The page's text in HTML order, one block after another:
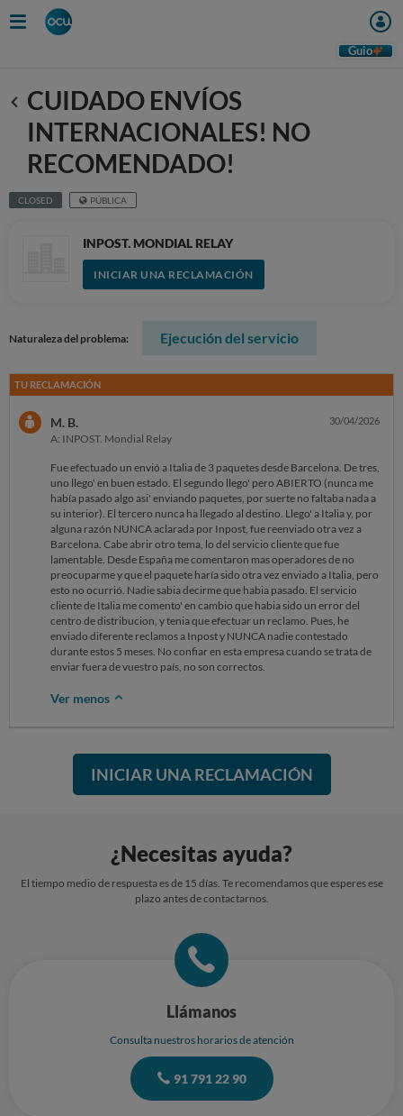
Guio
Anterior
CUIDADO ENVÍOS
INTERNACIONALES! NO
RECOMENDADO!
CLOSED PÚBLICA
INPOST. MONDIAL RELAY
INICIAR UNA RECLAMACIÓN
Naturaleza del problema: Ejecución del servicio
TU RECLAMACIÓN
M. B.
A: INPOST. Mondial Relay
30/04/2026
Fue efectuado un envió a Italia de 3 paquetes desde Barcelona. De tres,
uno llego' en buen estado. El segundo llego' pero ABIERTO (nunca me
había pasado algo asi' enviando paquetes, por suerte no faltaba nada a
su interior). El tercero nunca ha llegado al destino. Llego' a Italia y, por
alguna razón NUNCA aclarada por Inpost, fue reenviado otra vez a
Barcelona. Cabe abrir otro tema, lo del servicio cliente que fue
lamentable. Desde España me comentaron mas operadores de no
preocuparme y que el paquete haría sido otra vez enviado a Italia, pero
esto no ocurrió. Nadie sabia decirme que habia pasado. El servicio
cliente de Italia me comento' en cambio que habia sido un error del
centro de distribucion, y tenia que efectuar un reclamo. Pues, he
enviado diferente reclamos a Inpost y NUNCA nadie contestado
durante estos 5 meses. No confiar en esta empresa cuando se trata de
enviar fuera de vuestro país, no son correctos.
Ver menos
INICIAR UNA RECLAMACIÓN
¿Necesitas ayuda?
El tiempo medio de respuesta es de 15 días. Te recomendamos que esperes ese
plazo antes de contactarnos.
Llámanos
Consulta nuestros horarios de atención
91 791 22 90